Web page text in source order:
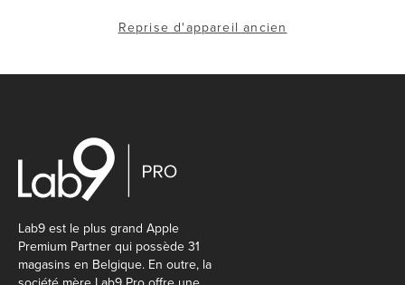
Reprise d'appareil ancien
Lab9 est le plus grand Apple
Premium Partner qui possède 31
magasins en Belgique. En outre, la